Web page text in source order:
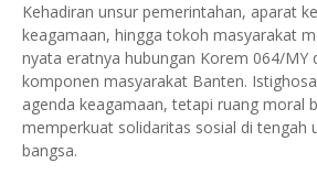
Kehadiran unsur pemerintahan, aparat
keagamaan, hingga tokoh masyarakat
nyata eratnya hubungan Korem 064/MY
komponen masyarakat Banten.
agenda keagamaan, tetapi ruang moral
memperkuat solidaritas sosial di tengah
bangsa.